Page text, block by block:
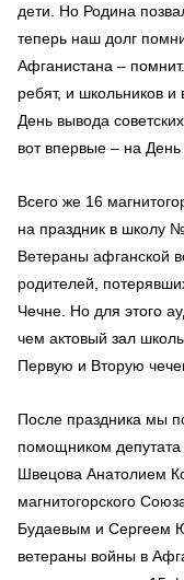
дети. Но Родина
теперь наш долг
Афганистана –
ребят, и школьников и
День вывода
вот впервые – на День
Всего же 16
на праздник в школу
Ветераны афганской
родителей,
Чечне. Но для этого
чем актовый зал
Первую и Вторую
После праздника мы
помощником
Швецова Анатолием
магнитогорского
Будаевым и Сергеем
ветераны войны в